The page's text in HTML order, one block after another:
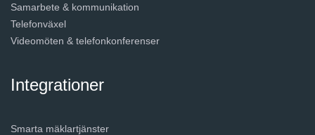
Samarbete & kommunikation
Telefonväxel
Videomöten & telefonkonferenser
Integrationer
Smarta mäklartjänster